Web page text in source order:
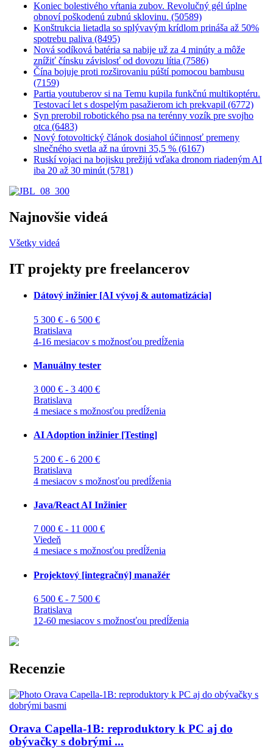
Koniec bolestivého vŕtania zubov. Revolučný gél úplne
obnoví poškodenú zubnú sklovinu. (50589)
Konštrukcia lietadla so splývavým krídlom prináša až 50%
spotrebu paliva (8495)
Nová sodíková batéria sa nabije už za 4 minúty a môže
znížiť čínsku závislosť od dovozu lítia (7586)
Čína bojuje proti rozširovaniu púští pomocou bambusu
(7159)
Partia youtuberov si na Temu kupila funkčnú multikoptéru.
Testovací let s dospelým pasažierom ich prekvapil (6772)
Syn prerobil robotického psa na terénny vozík pre svojho
otca (6483)
Nový fotovoltický článok dosiahol účinnosť premeny
slnečného svetla až na úrovni 35,5 % (6167)
Ruskí vojaci na bojisku prežijú vďaka dronom riadeným AI
iba 20 až 30 minút (5781)
Najnovšie videá
Všetky videá
IT projekty pre freelancerov
Dátový inžinier [AI vývoj & automatizácia]
5 300 € - 6 500 €
Bratislava
4-16 mesiacov s možnosťou predĺženia
Manuálny tester
3 000 € - 3 400 €
Bratislava
4 mesiace s možnosťou predĺženia
AI Adoption inžinier [Testing]
5 200 € - 6 200 €
Bratislava
4 mesiacov s možnosťou predĺženia
Java/React AI Inžinier
7 000 € - 11 000 €
Viedeň
4 mesiace s možnosťou predĺženia
Projektový [integračný] manažér
6 500 € - 7 500 €
Bratislava
12-60 mesiacov s možnosťou predĺženia
Recenzie
Orava Capella-1B: reproduktory k PC aj do
obývačky s dobrými ...